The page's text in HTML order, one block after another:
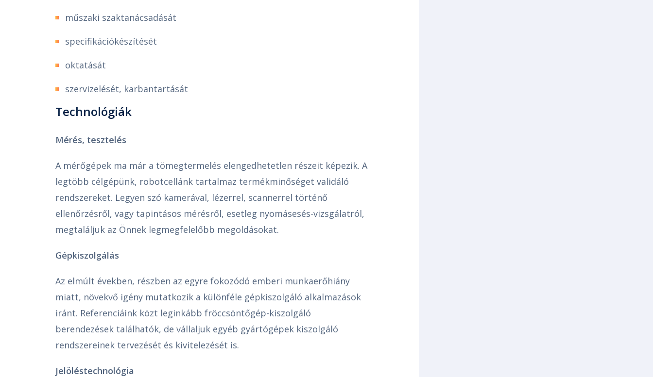
műszaki szaktanácsadását
specifikációkészítését
oktatását
szervizelését, karbantartását
Technológiák
Mérés, tesztelés
A mérőgépek ma már a tömegtermelés elengedhetetlen részeit képezik. A
legtöbb célgépünk, robotcellánk tartalmaz termékminőséget validáló
rendszereket. Legyen szó kamerával, lézerrel, scannerrel történő
ellenőrzésről, vagy tapintásos mérésről, esetleg nyomásesés-vizsgálatról,
megtaláljuk az Önnek legmegfelelőbb megoldásokat.
Gépkiszolgálás
Az elmúlt években, részben az egyre fokozódó emberi munkaerőhiány
miatt, növekvő igény mutatkozik a különféle gépkiszolgáló alkalmazások
iránt. Referenciáink közt leginkább fröccsöntőgép-kiszolgáló
berendezések találhatók, de vállaljuk egyéb gyártógépek kiszolgáló
rendszereinek tervezését és kivitelezését is.
Jelöléstechnológia